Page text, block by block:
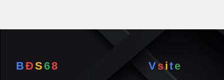
BĐS68 Vsite